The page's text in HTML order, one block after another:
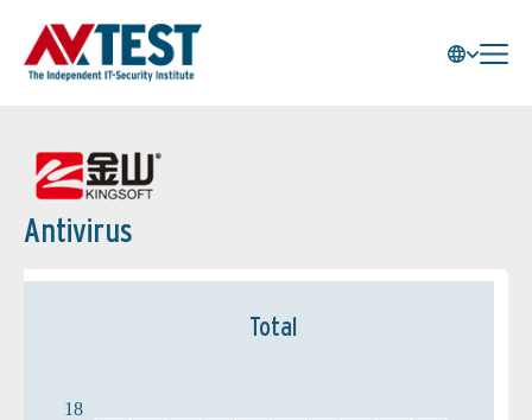
Antivirus
Total
18